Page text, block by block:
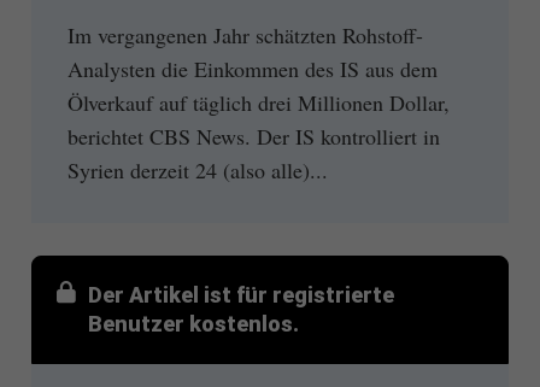
Im vergangenen Jahr schätzten Rohstoff-
Analysten die Einkommen des IS aus dem
Ölverkauf auf täglich drei Millionen Dollar,
berichtet CBS News. Der IS kontrolliert in
Syrien derzeit 24 (also alle)...
Der Artikel ist für registrierte
Benutzer kostenlos.